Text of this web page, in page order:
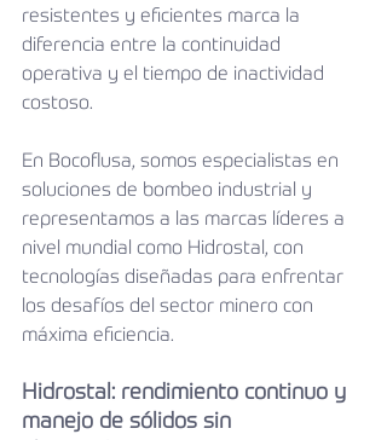
resistentes y eficientes marca la
diferencia entre la continuidad
operativa y el tiempo de inactividad
costoso.
En Bocoflusa, somos especialistas en
soluciones de bombeo industrial y
representamos a las marcas líderes a
nivel mundial como Hidrostal, con
tecnologías diseñadas para enfrentar
los desafíos del sector minero con
máxima eficiencia.
Hidrostal: rendimiento continuo y
manejo de sólidos sin